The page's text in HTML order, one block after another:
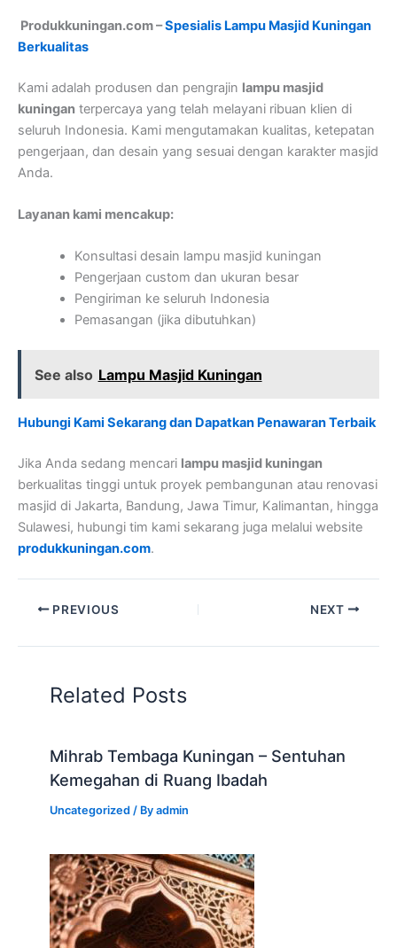
Produkkuningan.com –Spesialis Lampu Masjid Kuningan
Berkualitas
Kami adalah produsen dan pengrajin lampu masjid
kuningan terpercaya yang telah melayani ribuan klien di
seluruh Indonesia. Kami mengutamakan kualitas, ketepatan
pengerjaan, dan desain yang sesuai dengan karakter masjid
Anda.
Layanan kami mencakup:
Konsultasi desain lampu masjid kuningan
Pengerjaan custom dan ukuran besar
Pengiriman ke seluruh Indonesia
Pemasangan (jika dibutuhkan)
See also Lampu Masjid Kuningan
Hubungi Kami Sekarang dan Dapatkan Penawaran Terbaik
Jika Anda sedang mencari lampu masjid kuningan
berkualitas tinggi untuk proyek pembangunan atau renovasi
masjid di Jakarta, Bandung, Jawa Timur, Kalimantan, hingga
Sulawesi, hubungi tim kami sekarang juga melalui website
produkkuningan.com.
PREVIOUS NEXT
Related Posts
Mihrab Tembaga Kuningan – Sentuhan
Kemegahan di Ruang Ibadah
Uncategorized / Byadmin